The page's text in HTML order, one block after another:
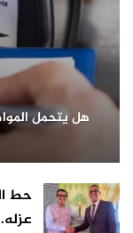
هل يتحمل
حط